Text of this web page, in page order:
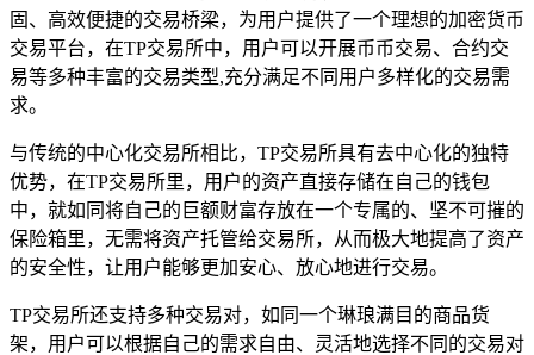
固、高效便捷的交易桥梁，为用户提供了一个理想的加密货币
交易平台，在TP交易所中，用户可以开展币币交易、合约交
易等多种丰富的交易类型,充分满足不同用户多样化的交易需
求。
与传统的中心化交易所相比，TP交易所具有去中心化的独特
优势，在TP交易所里，用户的资产直接存储在自己的钱包
中，就如同将自己的巨额财富存放在一个专属的、坚不可摧的
保险箱里，无需将资产托管给交易所，从而极大地提高了资产
的安全性，让用户能够更加安心、放心地进行交易。
TP交易所还支持多种交易对，如同一个琳琅满目的商品货
架，用户可以根据自己的需求自由、灵活地选择不同的交易对